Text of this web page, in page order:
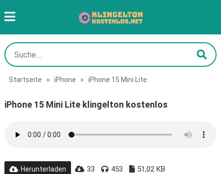
Startseite » iPhone » iPhone 15 Mini Lite
iPhone 15 Mini Lite klingelton kostenlos
Herunterladen 33 453 51,02 KB